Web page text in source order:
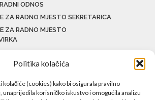
Politika kolačića
kolačiće (cookies) kako bi osigurala pravilno
korisničko iskustvo i omogućila analizu
ODNOS
ZA RADNO MJESTO SEKRETARICA
ZA RADNO MJESTO